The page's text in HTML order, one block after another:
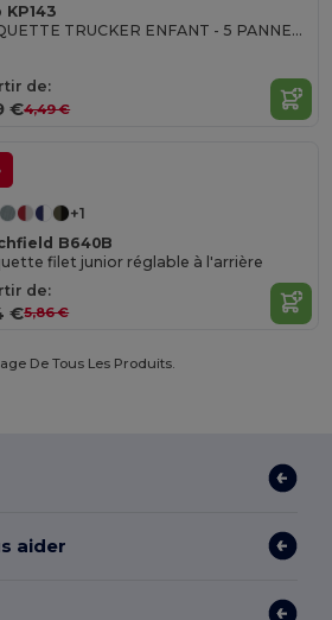
KP143
CASQUETTE TRUCKER ENFANT - 5 PANNEAUX
de:
€4,49 €
+1
B640B
filet junior réglable à l'arrière
de:
€5,86 €
De Tous Les Produits.
aider